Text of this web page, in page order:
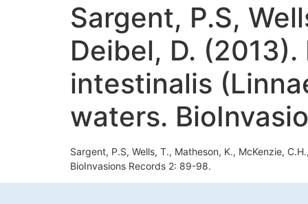
Sargent, P.S,
Deibel, D.
intestinalis
waters.
Sargent, P.S, Wells, T., Matheson, K., McKenzie,
BioInvasions Records 2: 89-98.